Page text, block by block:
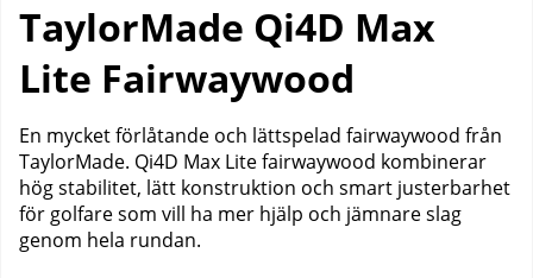
TaylorMade Qi4D Max
Lite Fairwaywood
En mycket förlåtande och lättspelad fairwaywood från
TaylorMade. Qi4D Max Lite fairwaywood kombinerar
hög stabilitet, lätt konstruktion och smart justerbarhet
för golfare som vill ha mer hjälp och jämnare slag
genom hela rundan.